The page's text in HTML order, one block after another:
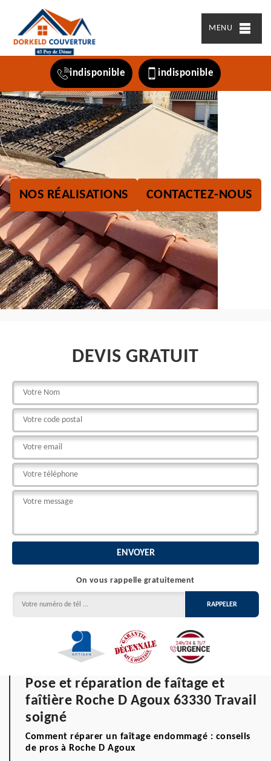
MENU
indisponible indisponible
NOS RÉALISATIONS CONTACTEZ-NOUS
DEVIS GRATUIT
On vous rappelle gratuitement
Pose et réparation de faîtage et
faîtière Roche D Agoux 63330 Travail
soigné
Comment réparer un faîtage endommagé : conseils
de pros à Roche D Agoux